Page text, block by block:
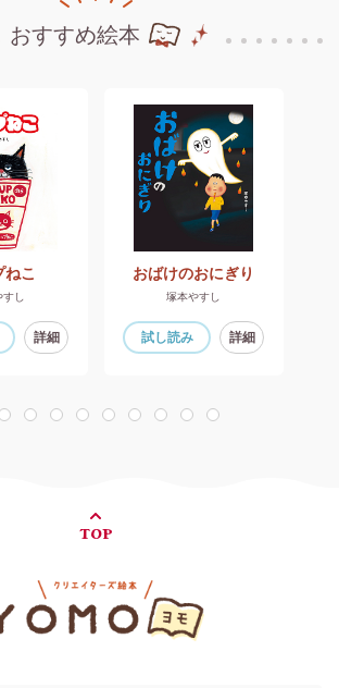
おすすめ絵本
ねこ
し
詳細
おばけのおにぎり
塚本やすし
試し読み 詳細
2 3 4 5 6 7 8 9 10
TOP